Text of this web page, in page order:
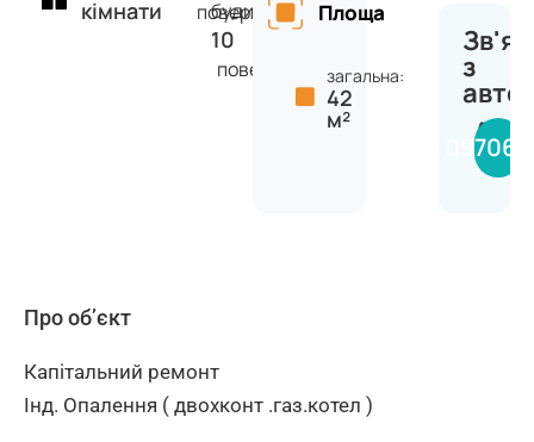
кімнати
поверх
будинку
10
поверхів
Площа
загальна:
42
м²
з
Про об’єкт
Капітальний ремонт
Інд. Опалення ( двохконт .газ.котел )